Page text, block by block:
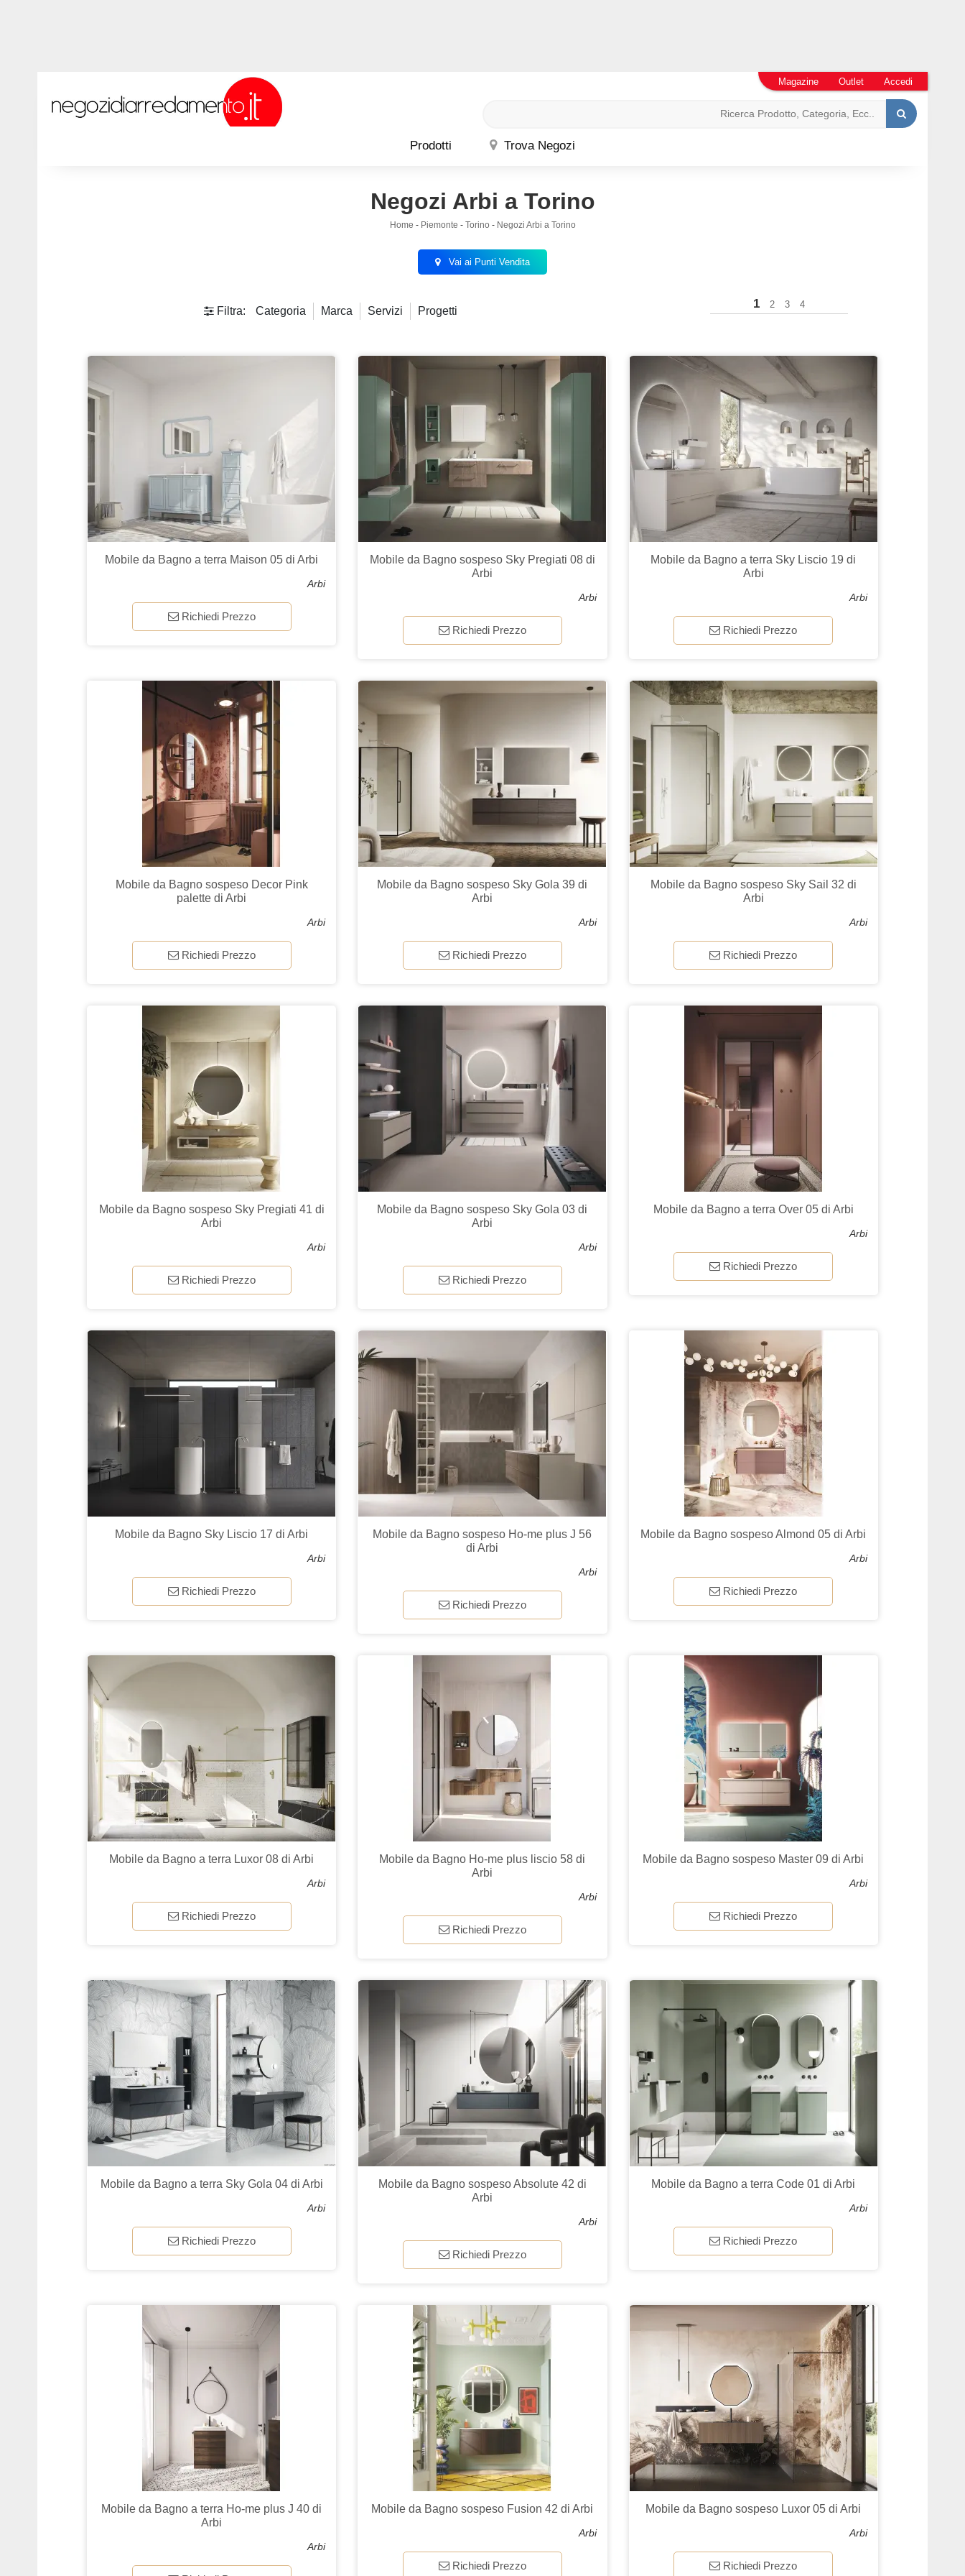
Prodotti Trova Negozi
Magazine Outlet Accedi
Negozi Arbi a Torino
Home - Piemonte - Torino - Negozi Arbi a Torino
Vai ai Punti Vendita
Filtra: Categoria Marca Servizi Progetti
1 2 3 4
Mobile da Bagno a terra Maison 05 di Arbi
Arbi
Richiedi Prezzo
Mobile da Bagno sospeso Sky Pregiati 08 di
Arbi
Arbi
Richiedi Prezzo
Mobile da Bagno a terra Sky Liscio 19 di
Arbi
Arbi
Richiedi Prezzo
Mobile da Bagno sospeso Decor Pink
palette di Arbi
Arbi
Richiedi Prezzo
Mobile da Bagno sospeso Sky Gola 39 di
Arbi
Arbi
Richiedi Prezzo
Mobile da Bagno sospeso Sky Sail 32 di
Arbi
Arbi
Richiedi Prezzo
Mobile da Bagno sospeso Sky Pregiati 41 di
Arbi
Arbi
Richiedi Prezzo
Mobile da Bagno sospeso Sky Gola 03 di
Arbi
Arbi
Richiedi Prezzo
Mobile da Bagno a terra Over 05 di Arbi
Arbi
Richiedi Prezzo
Mobile da Bagno Sky Liscio 17 di Arbi
Arbi
Richiedi Prezzo
Mobile da Bagno sospeso Ho-me plus J 56
di Arbi
Arbi
Richiedi Prezzo
Mobile da Bagno sospeso Almond 05 di Arbi
Arbi
Richiedi Prezzo
Mobile da Bagno a terra Luxor 08 di Arbi
Arbi
Richiedi Prezzo
Mobile da Bagno Ho-me plus liscio 58 di
Arbi
Arbi
Richiedi Prezzo
Mobile da Bagno sospeso Master 09 di Arbi
Arbi
Richiedi Prezzo
Mobile da Bagno a terra Sky Gola 04 di Arbi
Arbi
Richiedi Prezzo
Mobile da Bagno sospeso Absolute 42 di
Arbi
Arbi
Richiedi Prezzo
Mobile da Bagno a terra Code 01 di Arbi
Arbi
Richiedi Prezzo
Mobile da Bagno a terra Ho-me plus J 40 di
Arbi
Arbi
Mobile da Bagno sospeso Fusion 42 di Arbi
Arbi
Richiedi Prezzo
Mobile da Bagno sospeso Luxor 05 di Arbi
Arbi
Richiedi Prezzo